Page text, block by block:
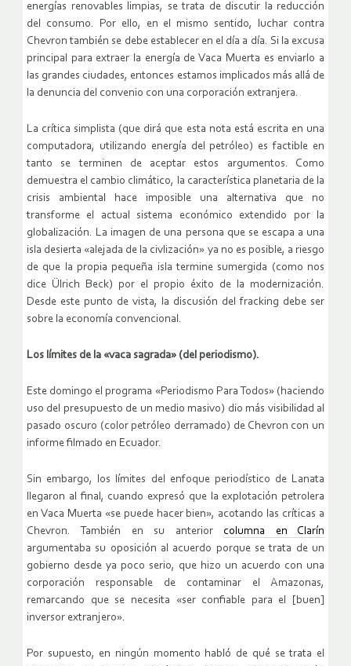
energías renovables limpias, se trata de discutir la reducción
del consumo. Por ello, en el mismo sentido, luchar contra
Chevron también se debe establecer en el día a día. Si la excusa
principal para extraer la energía de Vaca Muerta es enviarlo a
las grandes ciudades, entonces estamos implicados más allá de
la denuncia del convenio con una corporación extranjera.
La crítica simplista (que dirá que esta nota está escrita en una
computadora, utilizando energía del petróleo) es factible en
tanto se terminen de aceptar estos argumentos. Como
demuestra el cambio climático, la característica planetaria de la
crisis ambiental hace imposible una alternativa que no
transforme el actual sistema económico extendido por la
globalización. La imagen de una persona que se escapa a una
isla desierta «alejada de la civlización» ya no es posible, a riesgo
de que la propia pequeña isla termine sumergida (como nos
dice Ülrich Beck) por el propio éxito de la modernización.
Desde este punto de vista, la discusión del fracking debe ser
sobre la economía convencional.
Los límites de la «vaca sagrada» (del periodismo).
Este domingo el programa «Periodismo Para Todos» (haciendo
uso del presupuesto de un medio masivo) dio más visibilidad al
pasado oscuro (color petróleo derramado) de Chevron con un
informe filmado en Ecuador.
Sin embargo, los límites del enfoque periodístico de Lanata
llegaron al final, cuando expresó que la explotación petrolera
en Vaca Muerta «se puede hacer bien», acotando las críticas a
Chevron. También en su anterior columna en Clarín
argumentaba su oposición al acuerdo porque se trata de un
gobierno desde ya poco serio, que hizo un acuerdo con una
corporación responsable de contaminar el Amazonas,
remarcando que se necesita «ser confiable para el [buen]
inversor extranjero».
Por supuesto, en ningún momento habló de qué se trata el